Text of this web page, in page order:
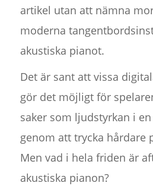
artikel utan att nämna
moderna
akustiska pianot.
Det är sant att vissa
gör det möjligt för
saker som ljudstyrkan i
genom att trycka hårdare
Men vad i hela friden är
akustiska pianon?